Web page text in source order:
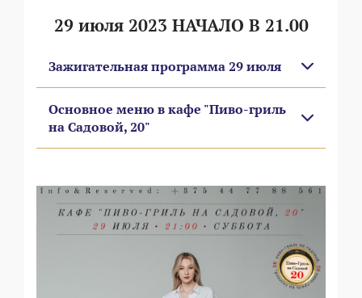
29 июля 2023 НАЧАЛО В 21.00
Зажигательная программа 29 июля
Основное меню в кафе "Пиво-гриль
на Садовой, 20"